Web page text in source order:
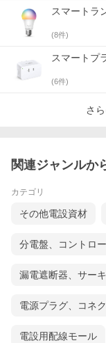
スマートラ
(8件)
スマートプ
(6件)
さ
関連ジャンルか
カテゴリ
その他電設資材
分電盤、コントロ
漏電遮断器、サー
電源プラグ、コネ
電設用配線モール